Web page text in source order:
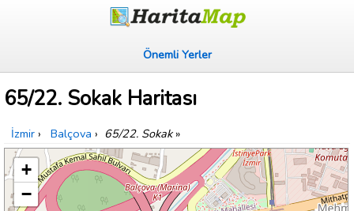
Önemli Yerler
65/22. Sokak Haritası
İzmir › Balçova › 65/22. Sokak»
+
−